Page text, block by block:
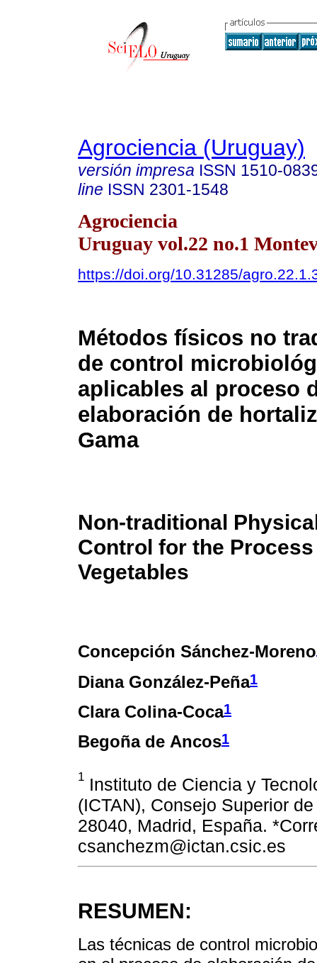
Agrociencia (Uruguay)
versión impresa ISSN 1510-
line ISSN 2301-1548
Agrociencia
Uruguay vol.22 no.1
https://doi.org/10.31285/
Métodos físicos no
de control
aplicables al proceso
elaboración de
Gama
Non-traditional
Control for the
Vegetables
Concepción Sánchez-Moreno
Diana González-Peña1
Clara Colina-Coca1
Begoña de Ancos1
1 Instituto de Ciencia y
(ICTAN), Consejo Superior
28040, Madrid, España.
csanchezm@ictan.csic.es
RESUMEN:
Las técnicas de control